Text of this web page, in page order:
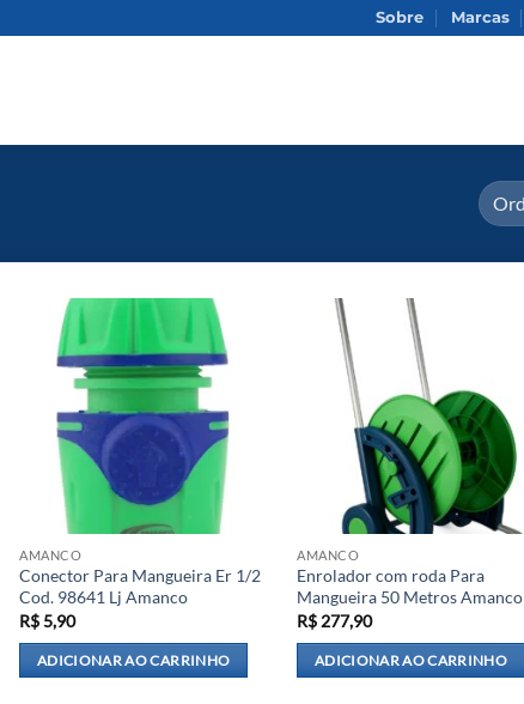
Sobre Marcas
AMANCO
Conector Para Mangueira Er 1/2
Cod. 98641 Lj Amanco
R$5,90
ADICIONAR AO CARRINHO
AMANCO
Enrolador com roda Para
Mangueira 50 Metros Amanco
R$ 277,90
ADICIONAR AO CARRINHO